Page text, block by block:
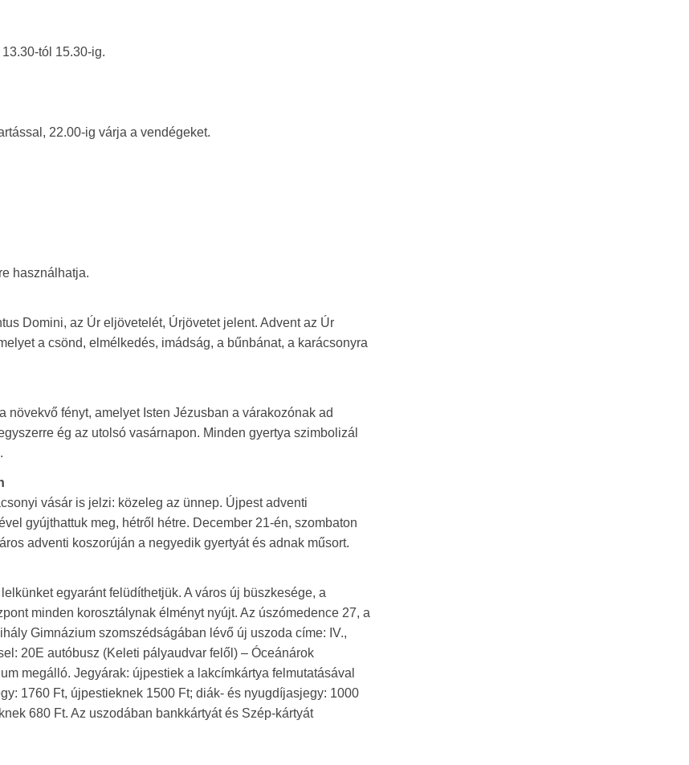
tól 15.30-ig.
22.00-ig várja a vendégeket.
használhatja.
Domini, az Úr eljövetelét, Úrjövetet jelent. Advent az Úr
a csönd, elmélkedés, imádság, a bűnbánat, a karácsonyra
fényt, amelyet Isten Jézusban a várakozónak ad
ég az utolsó vasárnapon. Minden gyertya szimbolizál
vásár is jelzi: közeleg az ünnep. Újpest adventi
gyújthattuk meg, hétről hétre. December 21-én, szombaton
adventi koszorúján a negyedik gyertyát és adnak műsort.
egyaránt felüdíthetjük. A város új büszkesége, a
minden korosztálynak élményt nyújt. Az úszómedence 27, a
Gimnázium szomszédságában lévő új uszoda címe: IV.,
20E autóbusz (Keleti pályaudvar felől) – Óceánárok
megálló. Jegyárak: újpestiek a lakcímkártya felmutatásával
1760 Ft, újpestieknek 1500 Ft; diák- és nyugdíjasjegy: 1000
680 Ft. Az uszodában bankkártyát és Szép-kártyát